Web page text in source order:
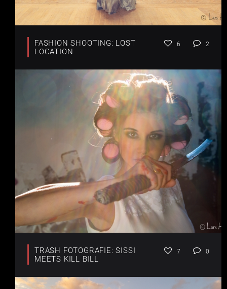
FASHION SHOOTING: LOST
LOCATION
6 2
TRASH FOTOGRAFIE: SISSI
MEETS KILL BILL
7 0